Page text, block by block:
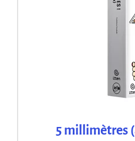
5 millimètres